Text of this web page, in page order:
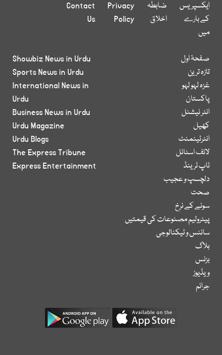
ایکسپریس
کے بارے
میں
ضابطہ
اخلاق
Privacy
Policy
Contact
Us
صفحۂ اول
تازہ ترین
غزہ لہو لہو
پاکستان
انٹر نیشنل
کھیل
انٹرٹینمنٹ
لائف اسٹائل
ٹاپ ٹرینڈ
دلچسپ و عجیب
صحت
سونے کے نرخ
پیٹرولیم مصنوعات کی قیمتیں
سائنس و ٹیکنالوجی
بلاگ
بزنس
ویڈیوز
جرائم
Showbiz News in Urdu
Sports News in Urdu
International News in
Urdu
Business News in Urdu
Urdu Magazine
Urdu Blogs
The Express Tribune
Express Entertainment